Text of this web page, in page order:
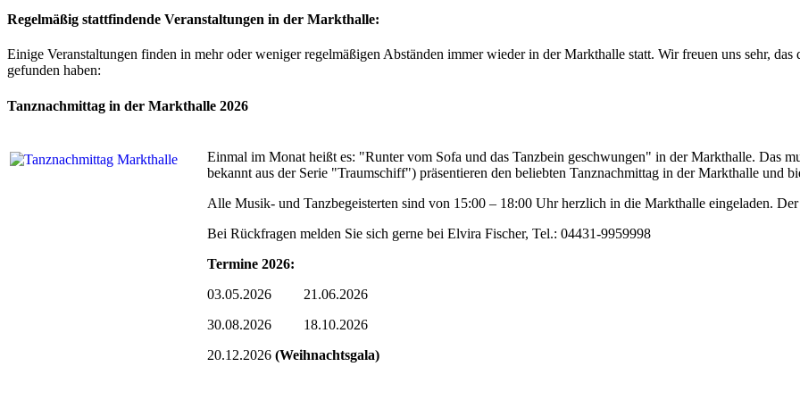
Regelmäßig stattfindende Veranstaltungen in der Markthalle:
Einige Veranstaltungen finden in mehr oder weniger regelmäßigen Abständen immer wieder in der Markthalle statt. Wir freuen uns sehr,
gefunden haben:
Tanznachmittag in der Markthalle 2026
Einmal im Monat heißt es: "Runter vom Sofa und das Tanzbein geschwungen" in der Markthalle. Das
bekannt aus der Serie "Traumschiff") präsentieren den beliebten Tanznachmittag in der Markthalle und
Alle Musik- und Tanzbegeisterten sind von 15:00 – 18:00 Uhr herzlich in die Markthalle eingeladen.
Bei Rückfragen melden Sie sich gerne bei Elvira Fischer, Tel.: 04431-9959998
Termine 2026:
03.05.2026 21.06.2026
30.08.2026 18.10.2026
20.12.2026 (Weihnachtsgala)